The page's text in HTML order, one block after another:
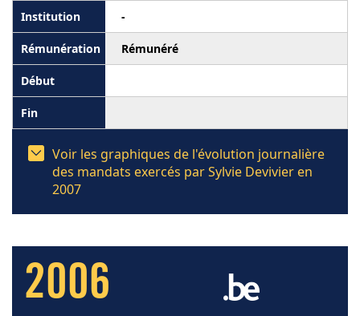
-
Rémunéré
Voir les graphiques de l'évolution journalière
des mandats exercés par Sylvie Devivier en
2007
2006